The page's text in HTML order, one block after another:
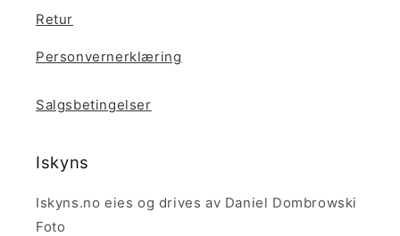
Retur
Personvernerklæring
Salgsbetingelser
Iskyns
Iskyns.no eies og drives av Daniel Dombrowski
Foto